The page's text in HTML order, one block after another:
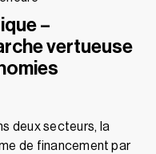
–
vertueuse
deux secteurs, la
de financement par